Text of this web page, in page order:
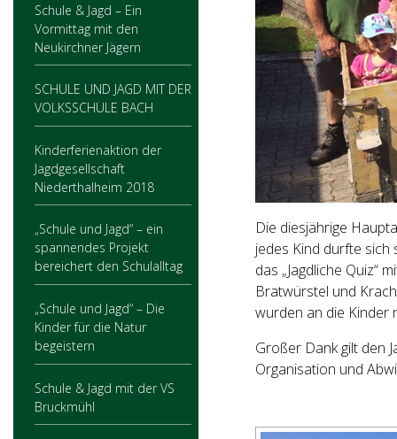
Schule & Jagd – Ein
Vormittag mit den
Neukirchner Jägern
SCHULE UND JAGD MIT DER
VOLKSSCHULE BACH
Kinderferienaktion der
Jagdgesellschaft
Niederthalheim 2018
„Schule und Jagd“ – ein
spannendes Projekt
bereichert den Schulalltag
„Schule und Jagd“ – Die
Kinder für die Natur
begeistern
Schule & Jagd mit der VS
Bruckmühl
Die diesjährige
jedes Kind durfte
das „Jagdliche Quiz“
Bratwürstel und
wurden an die Kinder
Großer Dank gilt den
Organisation und